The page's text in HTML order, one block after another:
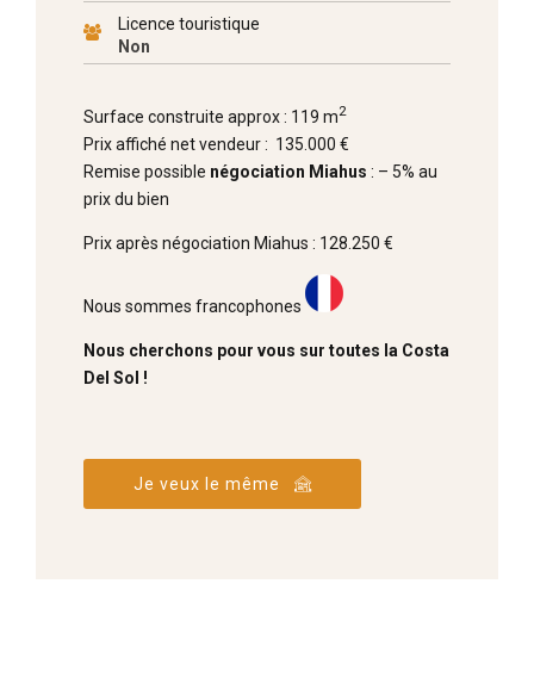
Licence touristique
Non
Surface construite approx : 119 m2
Prix affiché net vendeur : 135.000 €
Remise possible négociation Miahus : – 5% au
prix du bien
Prix après négociation Miahus : 128.250 €
Nous sommes francophones
Nous cherchons pour vous sur toutes la Costa
Del Sol !
Je veux le même